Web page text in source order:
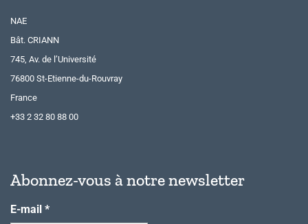
NAE
Bât. CRIANN
745, Av. de l’Université
76800 St-Etienne-du-Rouvray
France
+33 2 32 80 88 00
Abonnez-vous à notre newsletter
E-mail *